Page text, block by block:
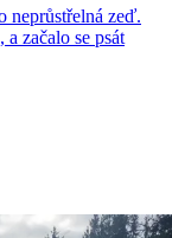
neprůstřelná zeď.
začalo se psát